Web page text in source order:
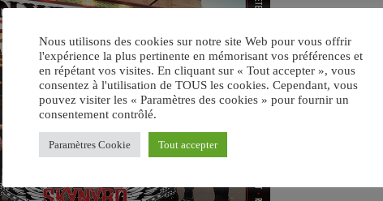
Nous utilisons des cookies sur notre site Web pour vous offrir
l'expérience la plus pertinente en mémorisant vos préférences et
en répétant vos visites. En cliquant sur « Tout accepter », vous
consentez à l'utilisation de TOUS les cookies. Cependant, vous
pouvez visiter les « Paramètres des cookies » pour fournir un
consentement contrôlé.
Paramètres Cookie Tout accepter